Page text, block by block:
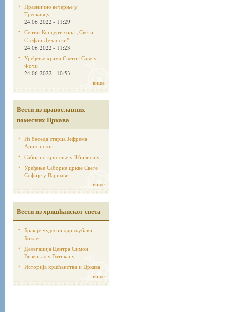
Празнично вечерње у
Трескавцу
24.06.2022 - 11:29
Сента: Концерт хора „Свети
Стефан Дечанскиˮ
24.06.2022 - 11:23
Уређење храма Светог Саве у
Фочи
24.06.2022 - 10:53
више
Вести из православних
помесних Цркава
Из беседа старца Јефрема
Аризонског
Саборно крштење у Тбилисију
Уређење Саборне цркве Свете
Софије у Варшави
више
Вести из хришћанског света
Брак је чудесни дар љубави
Божје
Делегација Центра Симон
Визентал у Ватикану
Историја хршћанства и Цркава
више